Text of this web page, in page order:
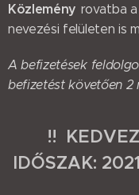
Közlemény rovatba
nevezési felületen is
A befizetések
befizetést követően 2
!!
IDŐSZAK: